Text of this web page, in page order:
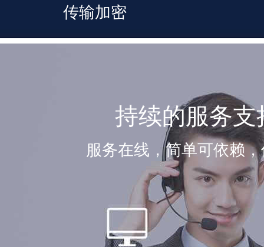
传输加密
持续的服务支
服务在线，简单可依赖